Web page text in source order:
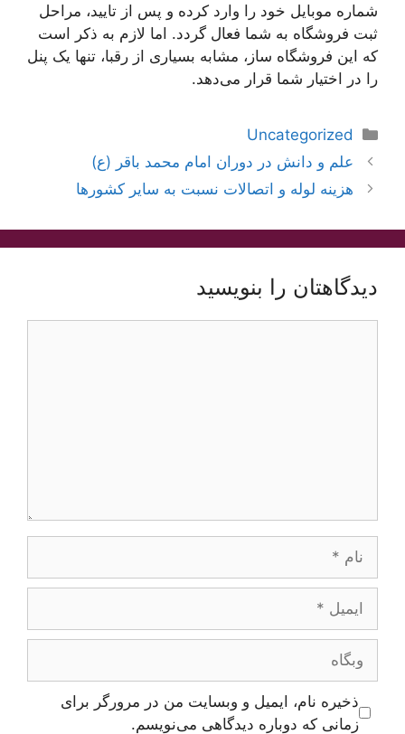
شماره موبایل خود را وارد کرده و پس از تایید، مراحل
ثبت فروشگاه به شما فعال گردد. اما لازم به ذکر است
که این فروشگاه ساز، مشابه بسیاری از رقبا، تنها یک پنل
را در اختیار شما قرار می‌دهد.
دسته‌ها
Uncategorized
ناوبری
نوشته‌ها
علم و دانش در دوران امام محمد باقر (ع)
هزینه لوله و اتصالات نسبت به سایر کشورها
دیدگاهتان را بنویسید
وبگاه
ذخیره نام، ایمیل و وبسایت من در مرورگر برای
زمانی که دوباره دیدگاهی می‌نویسم.